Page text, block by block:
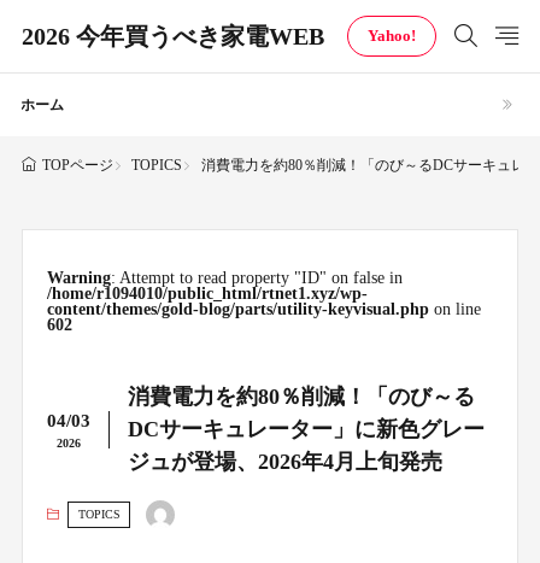
2026 今年買うべき家電WEB Yahoo!
ホーム
TOPページ TOPICS 消費電力を約80％削減！「のび～るDCサーキュレ
Warning: Attempt to read property "ID" on false in
/home/r1094010/public_html/rtnet1.xyz/wp-
content/themes/gold-blog/parts/utility-keyvisual.phpon line
602
04/03
2026
消費電力を約80％削減！「のび～る
DCサーキュレーター」に新色グレー
ジュが登場、2026年4月上旬発売
TOPICS